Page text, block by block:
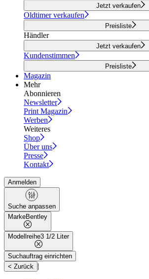
Jetzt verkaufen
Oldtimer verkaufen
Preisliste
Händler
Jetzt verkaufen
Kundenstimmen
Preisliste
Magazin
Mehr
Abonnieren
Newsletter
Print Magazin
Werben
Weiteres
Shop
Über uns
Presse
Kontakt
Anmelden
Suche anpassen
MarkeBentley
Modellreihe3 1/2 Liter
Suchauftrag einrichten
< Zurück |